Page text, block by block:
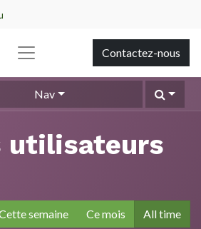
Contactez-nous
Nav
utilisateurs
semaine Ce mois All time